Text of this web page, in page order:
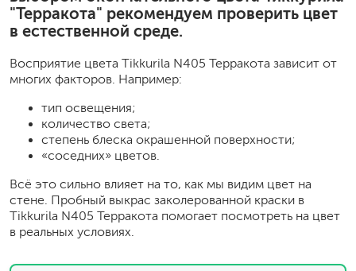
"Терракота" рекомендуем проверить цвет
в естественной среде.
Восприятие цвета Tikkurila N405 Терракота зависит от
многих факторов. Например:
тип освещения;
количество света;
степень блеска окрашенной поверхности;
«соседних» цветов.
Всё это сильно влияет на то, как мы видим цвет на
стене. Пробный выкрас заколерованной краски в
Tikkurila N405 Терракота помогает посмотреть на цвет
в реальных условиях.